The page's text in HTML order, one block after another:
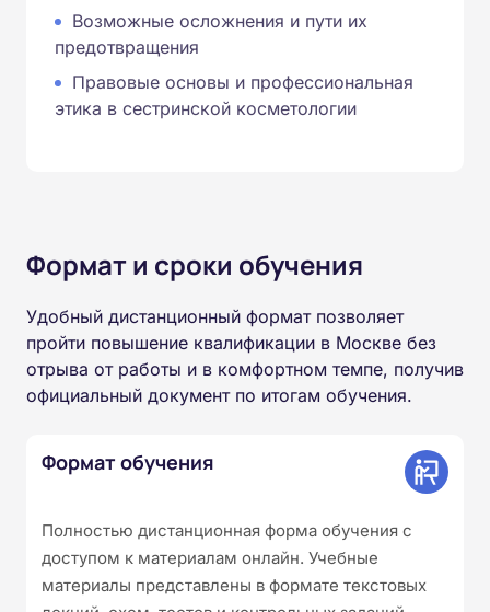
Возможные осложнения и пути их
предотвращения
Правовые основы и профессиональная
этика в сестринской косметологии
Формат и сроки обучения
Удобный дистанционный формат позволяет
пройти повышение квалификации в Москве без
отрыва от работы и в комфортном темпе, получив
официальный документ по итогам обучения.
Формат обучения
Полностью дистанционная форма обучения с
доступом к материалам онлайн. Учебные
материалы представлены в формате текстовых